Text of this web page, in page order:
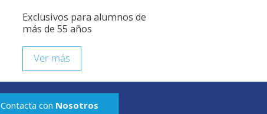
Exclusivos para alumnos de
más de 55 años
Ver más
Contacta con Nosotros